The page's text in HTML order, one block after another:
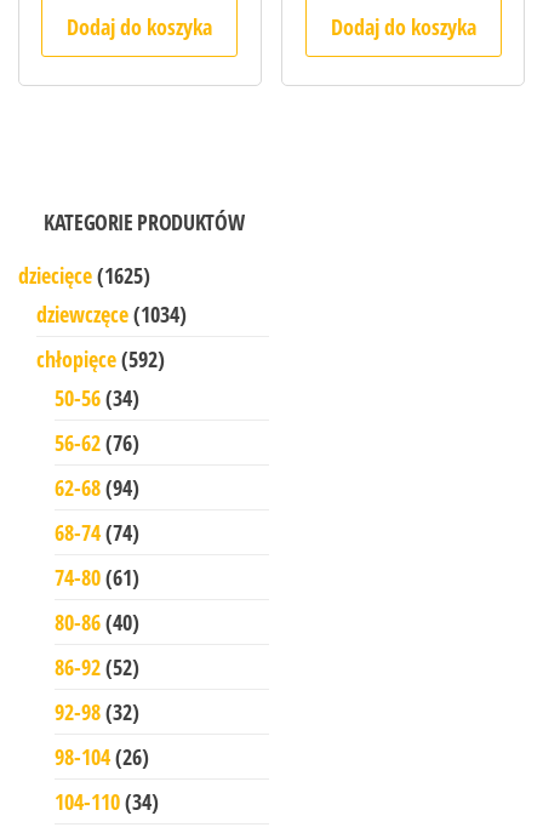
Dodaj do koszyka Dodaj do koszyka
KATEGORIE PRODUKTÓW
dziecięce(1625)
dziewczęce(1034)
chłopięce(592)
50-56(34)
56-62(76)
62-68(94)
68-74(74)
74-80(61)
80-86(40)
86-92(52)
92-98(32)
98-104(26)
104-110(34)